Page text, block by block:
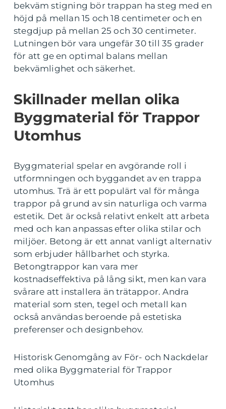
bekväm stigning bör trappan ha steg med en
höjd på mellan 15 och 18 centimeter och en
stegdjup på mellan 25 och 30 centimeter.
Lutningen bör vara ungefär 30 till 35 grader
för att ge en optimal balans mellan
bekvämlighet och säkerhet.
Skillnader mellan olika
Byggmaterial för Trappor
Utomhus
Byggmaterial spelar en avgörande roll i
utformningen och byggandet av en trappa
utomhus. Trä är ett populärt val för många
trappor på grund av sin naturliga och varma
estetik. Det är också relativt enkelt att arbeta
med och kan anpassas efter olika stilar och
miljöer. Betong är ett annat vanligt alternativ
som erbjuder hållbarhet och styrka.
Betongtrappor kan vara mer
kostnadseffektiva på lång sikt, men kan vara
svårare att installera än trätappor. Andra
material som sten, tegel och metall kan
också användas beroende på estetiska
preferenser och designbehov.
Historisk Genomgång av För- och Nackdelar
med olika Byggmaterial för Trappor
Utomhus